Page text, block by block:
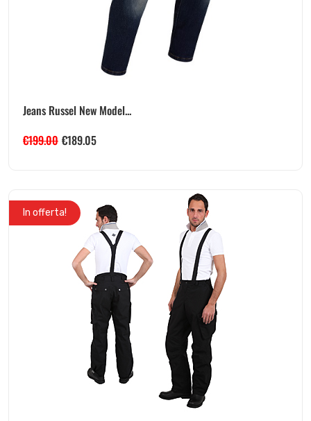
Jeans Russel New Model...
€199.00 €189.05
In offerta!